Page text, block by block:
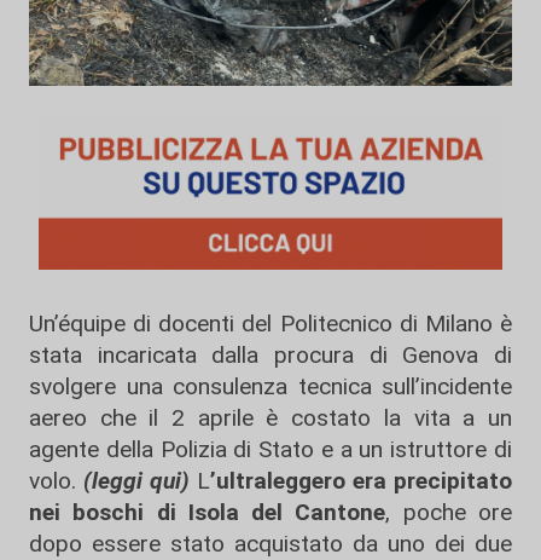
Un’équipe di docenti del Politecnico di Milano è
stata incaricata dalla procura di Genova di
svolgere una consulenza tecnica sull’incidente
aereo che il 2 aprile è costato la vita a un
agente della Polizia di Stato e a un istruttore di
volo. (leggi qui) L’ultraleggero era precipitato
nei boschi di Isola del Cantone, poche ore
dopo essere stato acquistato da uno dei due